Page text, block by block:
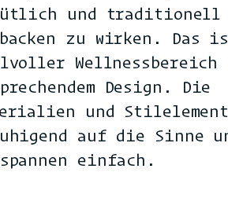
und traditionell
zu wirken. Das
Wellnessbereich
Design. Die
und
auf die Sinne
einfach.